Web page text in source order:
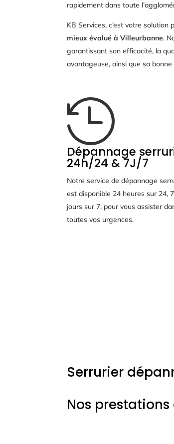
rapidement dans toute
KB Services, c’est votre
mieux évalué à Villeurbanne.
garantissant son efficacité, la
avantageuse, ainsi que sa

Dépannage
24h/24 & 7J/7
Notre service de dépannage
est disponible 24 heures sur 24, 7
jours sur 7, pour vous assister
toutes vos urgences.
Serrurier
Nos